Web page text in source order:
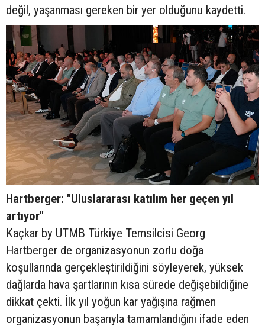
değil, yaşanması gereken bir yer olduğunu kaydetti.
Hartberger: "Uluslararası katılım her geçen yıl
artıyor"
Kaçkar by UTMB Türkiye Temsilcisi Georg
Hartberger de organizasyonun zorlu doğa
koşullarında gerçekleştirildiğini söyleyerek, yüksek
dağlarda hava şartlarının kısa sürede değişebildiğine
dikkat çekti. İlk yıl yoğun kar yağışına rağmen
organizasyonun başarıyla tamamlandığını ifade eden